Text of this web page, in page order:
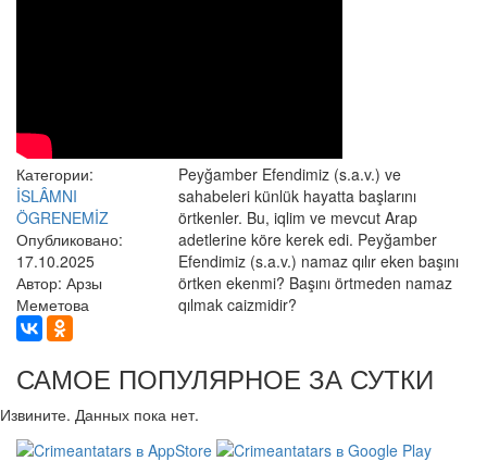
Категории:
İSLÂMNI
ÖGRENEMİZ
Опубликовано:
17.10.2025
Автор: Арзы
Меметова
Peyğamber Efendimiz (s.a.v.) ve
sahabeleri künlük hayatta başlarını
örtkenler. Bu, iqlim ve mevcut Arap
adetlerine köre kerek edi. Peyğamber
Efendimiz (s.a.v.) namaz qılır eken başını
örtken ekenmi? Başını örtmeden namaz
qılmak caizmidir?
САМОЕ ПОПУЛЯРНОЕ ЗА СУТКИ
Извините. Данных пока нет.